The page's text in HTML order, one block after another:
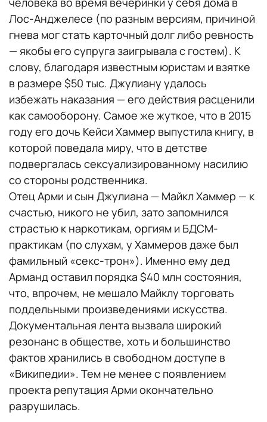
Лос-Анджелесе (по разным версиям, причиной
гнева мог стать карточный долг либо ревность
— якобы его супруга заигрывала с гостем). К
слову, благодаря известным юристам и взятке
в размере $50 тыс. Джулиану удалось
избежать наказания — его действия расценили
как самооборону. Самое же жуткое, что в 2015
году его дочь Кейси Хаммер выпустила книгу, в
которой поведала миру, что в детстве
подвергалась сексуализированному насилию
со стороны родственника.
Отец Арми и сын Джулиана — Майкл Хаммер — к
счастью, никого не убил, зато запомнился
страстью к наркотикам, оргиям и БДСМ-
практикам (по слухам, у Хаммеров даже был
фамильный «секс-трон»). Именно ему дед
Арманд оставил порядка $40 млн состояния,
что, впрочем, не мешало Майклу торговать
поддельными произведениями искусства.
Документальная лента вызвала широкий
резонанс в обществе, хоть и большинство
фактов хранились в свободном доступе в
«Википедии». Тем не менее с появлением
проекта репутация Арми окончательно
разрушилась.